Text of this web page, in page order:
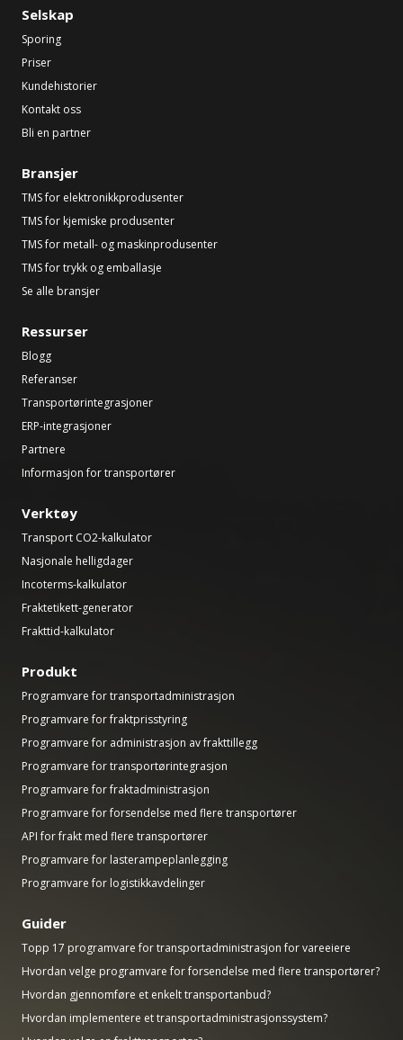
Selskap
Sporing
Priser
Kundehistorier
Kontakt oss
Bli en partner
Bransjer
TMS for elektronikkprodusenter
TMS for kjemiske produsenter
TMS for metall- og maskinprodusenter
TMS for trykk og emballasje
Se alle bransjer
Ressurser
Blogg
Referanser
Transportørintegrasjoner
ERP-integrasjoner
Partnere
Informasjon for transportører
Verktøy
Transport CO2-kalkulator
Nasjonale helligdager
Incoterms-kalkulator
Fraktetikett-generator
Frakttid-kalkulator
Produkt
Programvare for transportadministrasjon
Programvare for fraktprisstyring
Programvare for administrasjon av frakttillegg
Programvare for transportørintegrasjon
Programvare for fraktadministrasjon
Programvare for forsendelse med flere transportører
API for frakt med flere transportører
Programvare for lasterampeplanlegging
Programvare for logistikkavdelinger
Guider
Topp 17 programvare for transportadministrasjon for vareeiere
Hvordan velge programvare for forsendelse med flere transportører?
Hvordan gjennomføre et enkelt transportanbud?
Hvordan implementere et transportadministrasjonssystem?